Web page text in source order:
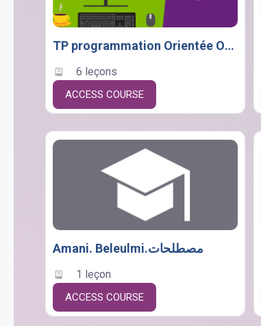
TP programmation Orientée Objets en C++
6 leçons
ACCESS COURSE
Amani. Beleulmi.مصطلحات
1 leçon
ACCESS COURSE